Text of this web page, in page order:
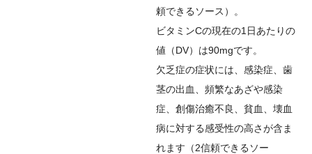
頼できるソース ）。
ビタミンCの現在の1日あたりの
値（DV）は90mgです。
欠乏症の症状には、感染症、歯
茎の出血、頻繁なあざや感染
症、創傷治癒不良、貧血、壊血
病に対する感受性の高さが含ま
れます（2信頼できるソー